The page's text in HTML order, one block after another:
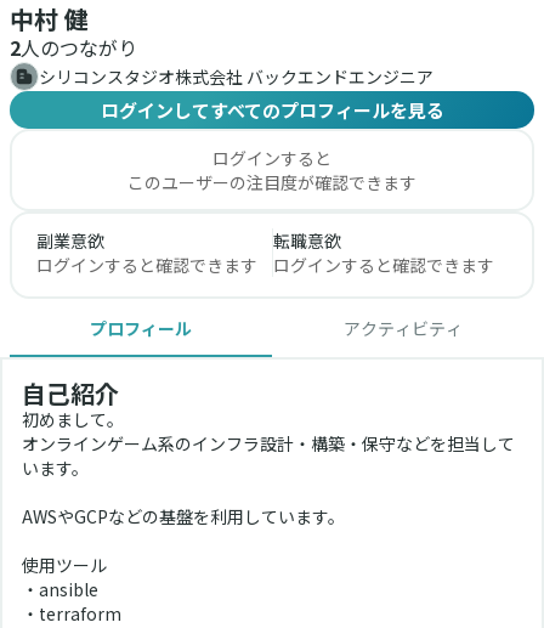
中村 健
2人のつながり
シリコンスタジオ株式会社 バックエンドエンジニア
ログインしてすべてのプロフィールを見る
ログインすると
このユーザーの注目度が確認できます
副業意欲
ログインすると確認できます
転職意欲
ログインすると確認できます
プロフィール アクティビティ
自己紹介
初めまして。
オンラインゲーム系のインフラ設計・構築・保守などを担当して
います。
AWSやGCPなどの基盤を利用しています。
使用ツール
・ansible
・terraform